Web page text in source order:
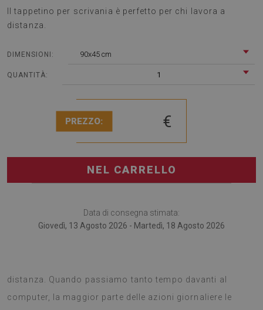
Il tappetino per scrivania è perfetto per chi lavora a
distanza.
DIMENSIONI: 90x45 cm
QUANTITÀ: 1
PREZZO: €
NEL CARRELLO
Data di consegna stimata:
Giovedì, 13 Agosto 2026 - Martedì, 18 Agosto 2026
distanza. Quando passiamo tanto tempo davanti al
computer, la maggior parte delle azioni giornaliere le